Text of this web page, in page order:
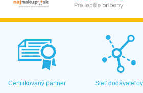
Certifikovaný partner Sieť dodávateľov